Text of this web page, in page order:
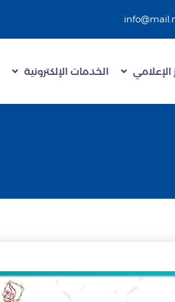
الإعلامي الخدمات الإلكترونية